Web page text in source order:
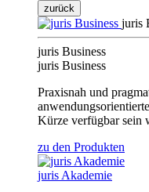
zurück
juris
juris Business
juris Business
Praxisnah und
Kürze verfügbar sein
zu den Produkten
juris Akademie